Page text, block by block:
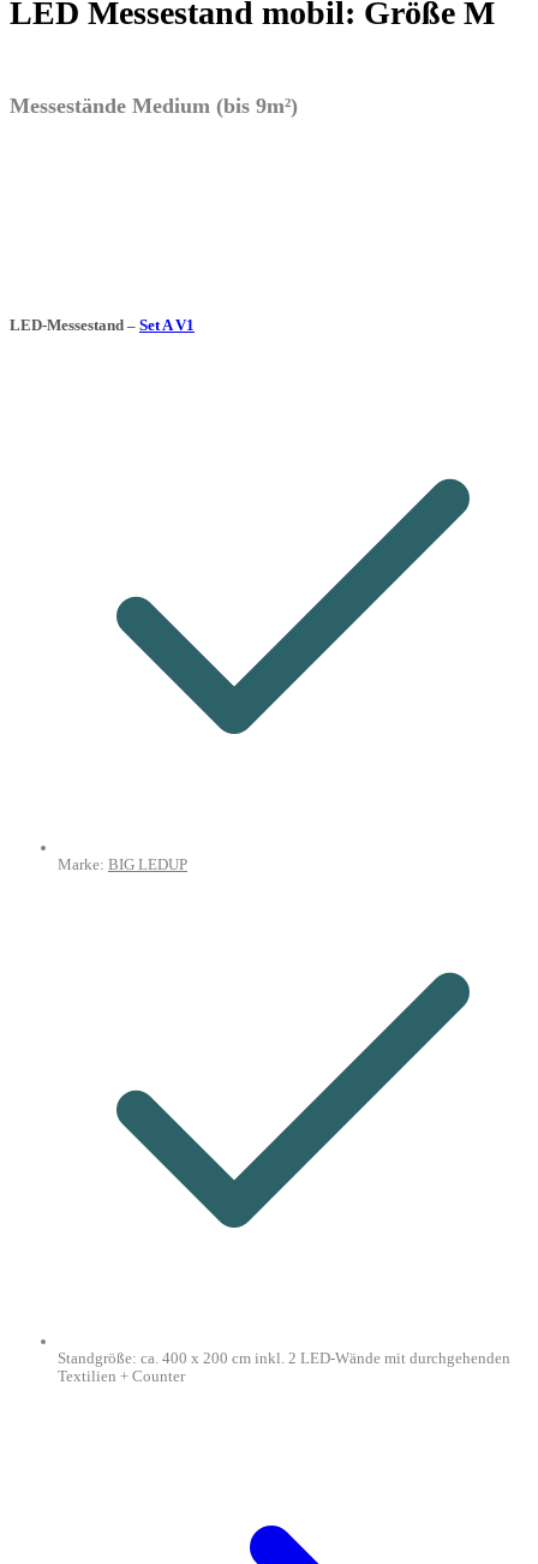
LED Messestand mobil: Größe M
Messestände Medium (bis 9m²)
LED-Messestand – Set A V1
Marke: BIG LEDUP
Standgröße: ca. 400 x 200 cm inkl. 2 LED-Wände mit durchgehenden
Textilien + Counter